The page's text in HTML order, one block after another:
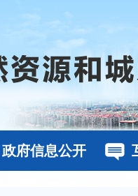
政府信息公开